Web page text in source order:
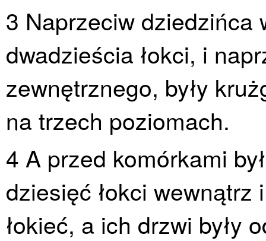
3 Naprzeciw dziedzińca
dwadzieścia łokci, i
zewnętrznego, były
na trzech poziomach.
4 A przed komórkami
dziesięć łokci
łokieć, a ich drzwi były